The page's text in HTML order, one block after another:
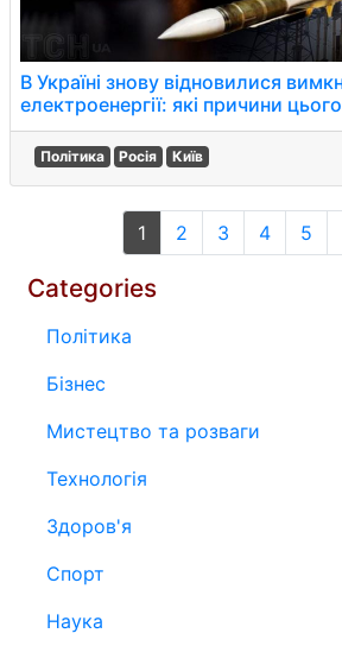
В Україні знову відновилися
електроенергії: які причини
Політика Росія Київ
1 2 3 4 5
Categories
Політика
Бізнес
Мистецтво та розваги
Технологія
Здоров'я
Спорт
Наука